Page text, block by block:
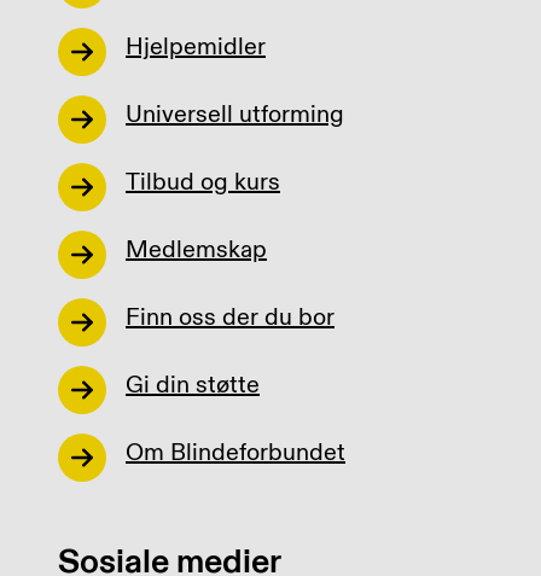
Hjelpemidler
Universell utforming
Tilbud og kurs
Medlemskap
Finn oss der du bor
Gi din støtte
Om Blindeforbundet
Sosiale medier